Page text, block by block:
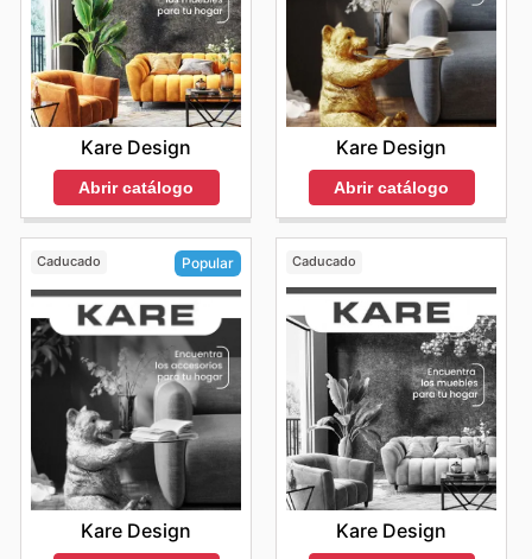
Kare Design
Abrir catálogo
Kare Design
Abrir catálogo
Caducado Popular
Kare Design
Caducado
Kare Design